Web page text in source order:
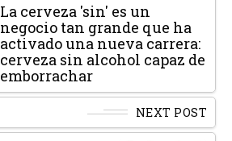
La cerveza 'sin' es un
negocio tan grande que ha
activado una nueva carrera:
cerveza sin alcohol capaz de
emborrachar
NEXT POST